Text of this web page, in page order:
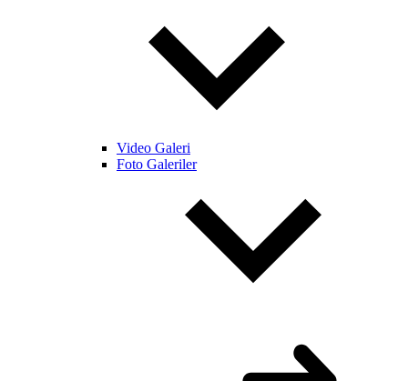
Video Galeri
Foto Galeriler